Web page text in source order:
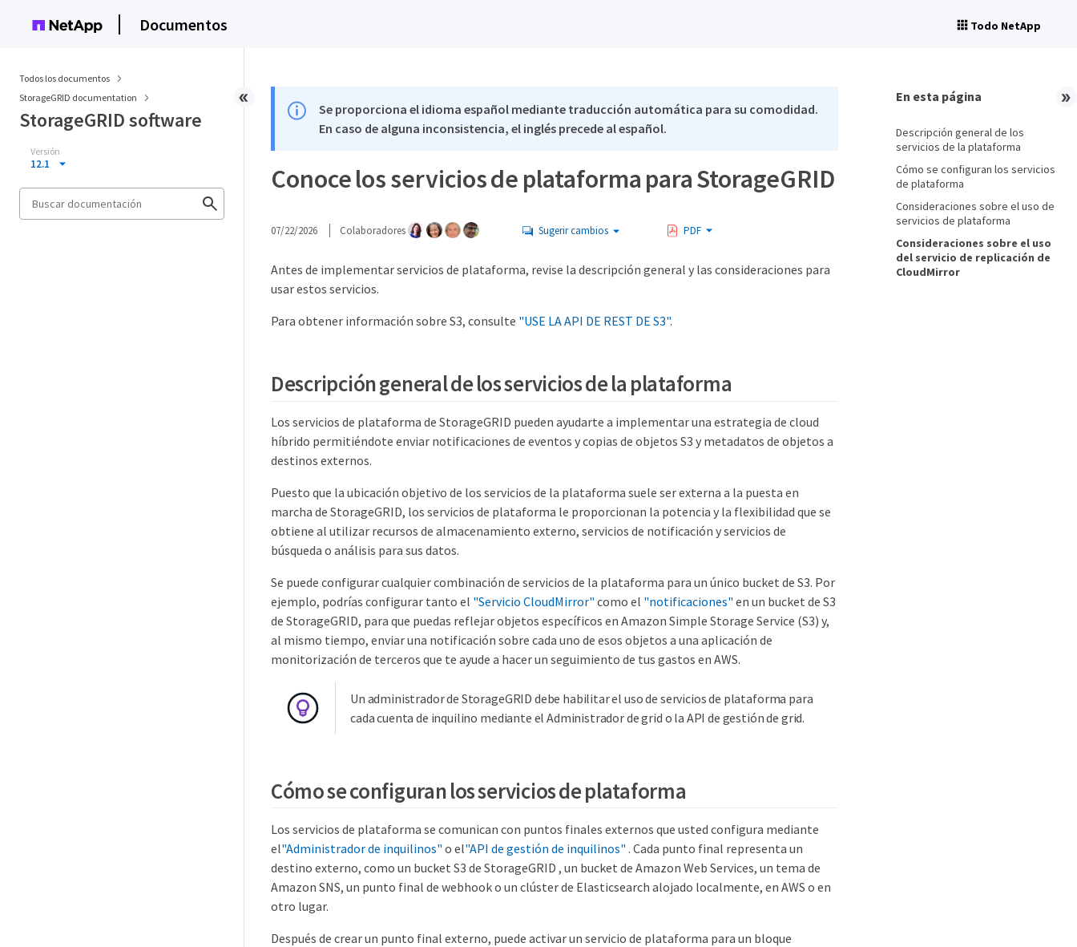
Documentos Todo NetApp
Todos los documentos
StorageGRID documentation
StorageGRID software
Versión
12.1
Se proporciona el idioma español mediante traducción automática para su comodidad.
En caso de alguna inconsistencia, el inglés precede al español.
Conoce los servicios de plataforma para StorageGRID
07/22/2026 Colaboradores Sugerir cambios PDF
Antes de implementar servicios de plataforma, revise la descripción general y las consideraciones para
usar estos servicios.
Para obtener información sobre S3, consulte "USE LA API DE REST DE S3".
Descripción general de los servicios de la plataforma
Los servicios de plataforma de StorageGRID pueden ayudarte a implementar una estrategia de cloud
híbrido permitiéndote enviar notificaciones de eventos y copias de objetos S3 y metadatos de objetos a
destinos externos.
Puesto que la ubicación objetivo de los servicios de la plataforma suele ser externa a la puesta en
marcha de StorageGRID, los servicios de plataforma le proporcionan la potencia y la flexibilidad que se
obtiene al utilizar recursos de almacenamiento externo, servicios de notificación y servicios de
búsqueda o análisis para sus datos.
Se puede configurar cualquier combinación de servicios de la plataforma para un único bucket de S3. Por
ejemplo, podrías configurar tanto el "Servicio CloudMirror" como el "notificaciones" en un bucket de S3
de StorageGRID, para que puedas reflejar objetos específicos en Amazon Simple Storage Service (S3) y,
al mismo tiempo, enviar una notificación sobre cada uno de esos objetos a una aplicación de
monitorización de terceros que te ayude a hacer un seguimiento de tus gastos en AWS.
Un administrador de StorageGRID debe habilitar el uso de servicios de plataforma para
cada cuenta de inquilino mediante el Administrador de grid o la API de gestión de grid.
Cómo se configuran los servicios de plataforma
Los servicios de plataforma se comunican con puntos finales externos que usted configura mediante
el"Administrador de inquilinos" o el"API de gestión de inquilinos" . Cada punto final representa un
destino externo, como un bucket S3 de StorageGRID , un bucket de Amazon Web Services, un tema de
Amazon SNS, un punto final de webhook o un clúster de Elasticsearch alojado localmente, en AWS o en
otro lugar.
Después de crear un punto final externo, puede activar un servicio de plataforma para un bloque
En esta página
Descripción general de los
servicios de la plataforma
Cómo se configuran los servicios
de plataforma
Consideraciones sobre el uso de
servicios de plataforma
Consideraciones sobre el uso
del servicio de replicación de
CloudMirror